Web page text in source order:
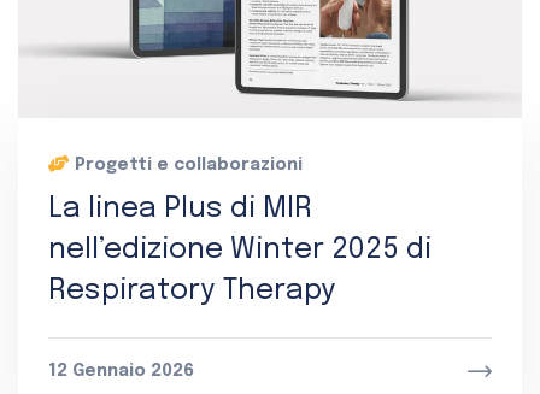
Progetti e collaborazioni
La linea Plus di MIR
nell’edizione Winter 2025 di
Respiratory Therapy
12 Gennaio 2026